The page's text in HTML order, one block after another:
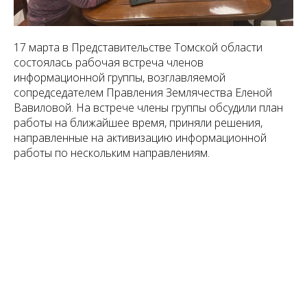
17 марта в Представительстве Томской области
состоялась рабочая встреча членов
информационной группы, возглавляемой
сопредседателем Правления Землячества Еленой
Вавиловой. На встрече члены группы обсудили план
работы на ближайшее время, приняли решения,
направленные на активизацию информационной
работы по нескольким направлениям.